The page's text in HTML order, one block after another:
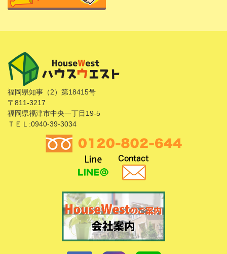
福岡県知事（2）第18415号
〒811-3217
福岡県福津市中央一丁目19-5
ＴＥＬ:0940-39-3034